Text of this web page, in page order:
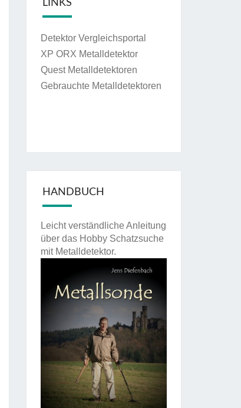
LINKS
Detektor Vergleichsportal
XP ORX Metalldetektor
Quest Metalldetektoren
Gebrauchte Metalldetektoren
HANDBUCH
Leicht verständliche Anleitung
über das Hobby Schatzsuche
mit Metalldetektor.